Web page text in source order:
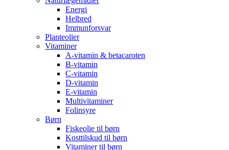
Energi
Helbred
Immunforsvar
Planteolier
Vitaminer
A-vitamin & betacaroten
B-vitamin
C-vitamin
D-vitamin
E-vitamin
Multivitaminer
Folinsyre
Børn
Fiskeolie til børn
Kosttilskud til børn
Vitaminer til børn